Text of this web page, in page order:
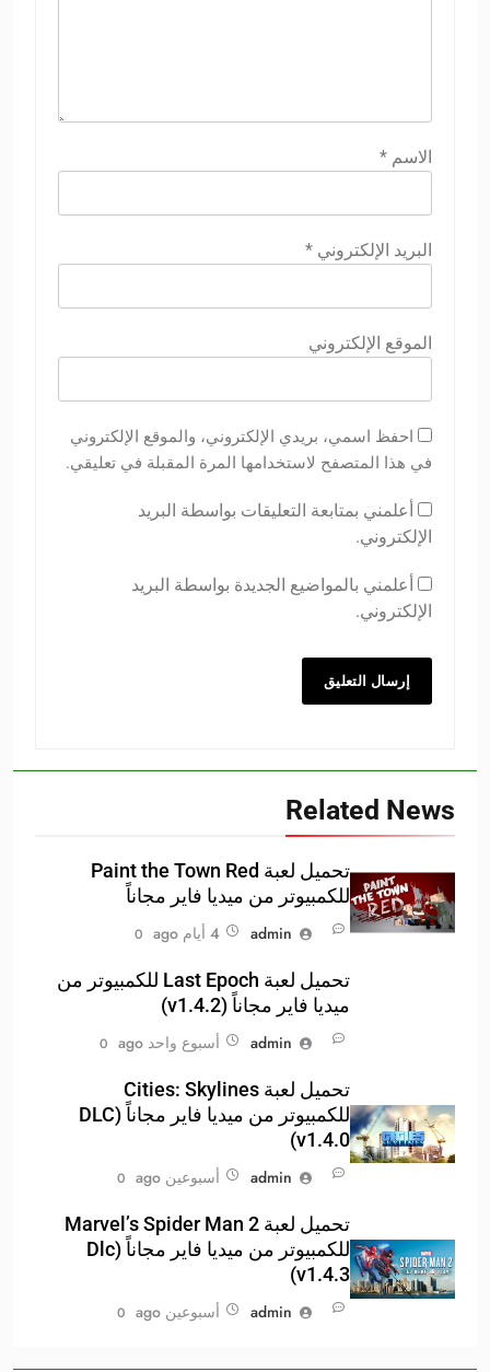
الاسم *
البريد الإلكتروني *
الموقع الإلكتروني
احفظ اسمي، بريدي الإلكتروني، والموقع الإلكتروني
في هذا المتصفح لاستخدامها المرة المقبلة في تعليقي.
أعلمني بمتابعة التعليقات بواسطة البريد
الإلكتروني.
أعلمني بالمواضيع الجديدة بواسطة البريد
الإلكتروني.
Related News
تحميل لعبة Paint the Town Red
للكمبيوتر من ميديا فاير مجاناً
admin
4 أيام ago 0
تحميل لعبة Last Epoch للكمبيوتر من
ميديا فاير مجاناً (v1.4.2)
admin
أسبوع واحد ago 0
تحميل لعبة Cities: Skylines
للكمبيوتر من ميديا فاير مجاناً (DLC
v1.4.0)
admin
أسبوعين ago 0
تحميل لعبة Marvel’s Spider Man 2
للكمبيوتر من ميديا فاير مجاناً (Dlc
v1.4.3)
admin
أسبوعين ago 0